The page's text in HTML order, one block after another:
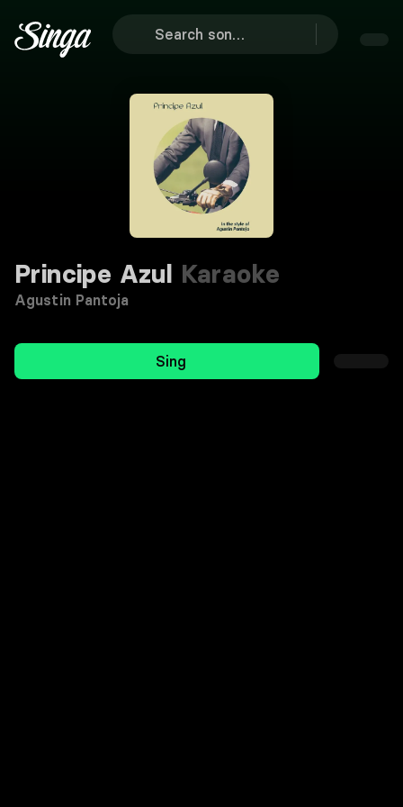
Principe Azul Karaoke
Agustin Pantoja
Sing